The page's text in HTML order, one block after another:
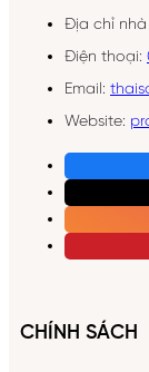
Địa chỉ nhà
Điện thoại:
Email:
Website:
CHÍNH SÁCH